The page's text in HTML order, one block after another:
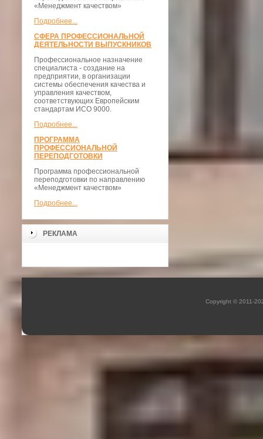
«Менеджмент качеством»
Подробнее...
СФЕРА ПРОФЕССИОНАЛЬНОЙ
ДЕЯТЕЛЬНОСТИ ВЫПУСКНИКОВ
Профессиональное назначение
специалиста - создание на
предприятии, в организации
системы обеспечения качества и
управления качеством,
соответствующих Европейским
стандартам ИСО 9000.
Подробнее...
ПРОГРАММА
ПРОФЕССИОНАЛЬНОЙ
ПЕРЕПОДГОТОВКИ
Программа профессиональной
переподготовки по направлению
«Менеджмент качеством»
Подробнее...
РЕКЛАМА
Copyright © 2011-